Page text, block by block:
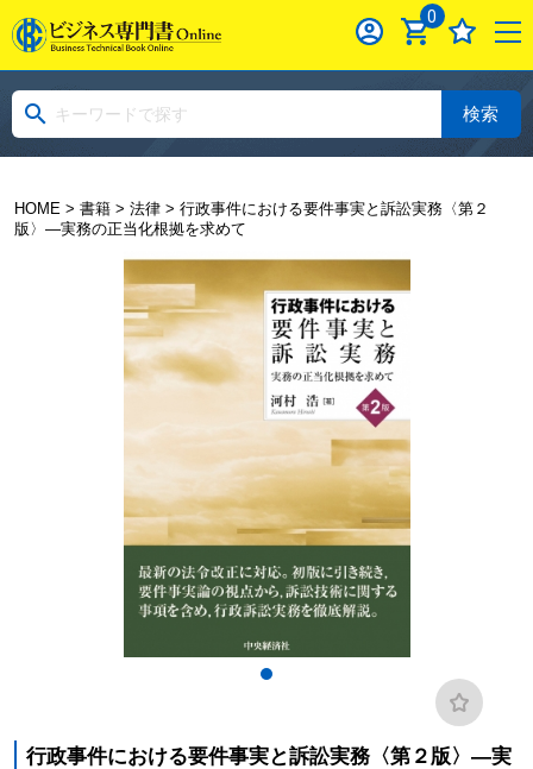
0
検索
HOME> 書籍> 法律> 行政事件における要件事実と訴訟実務〈第２
版〉―実務の正当化根拠を求めて
行政事件における要件事実と訴訟実務〈第２版〉―実